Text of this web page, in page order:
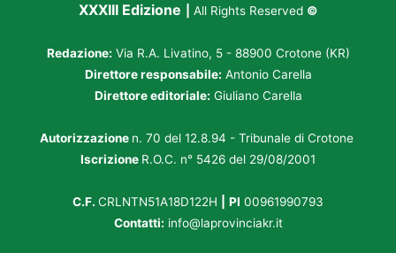
XXXIII Edizione All Rights Reserved ©
Redazione: Via R.A. Livatino, 5 - 88900 Crotone (KR)
Direttore responsabile: Antonio Carella
Direttore editoriale: Giuliano Carella
Autorizzazione n. 70 del 12.8.94 - Tribunale di Crotone
Iscrizione R.O.C. n° 5426 del 29/08/2001
C.F. CRLNTN51A18D122H PI 00961990793
Contatti: info@laprovinciakr.it